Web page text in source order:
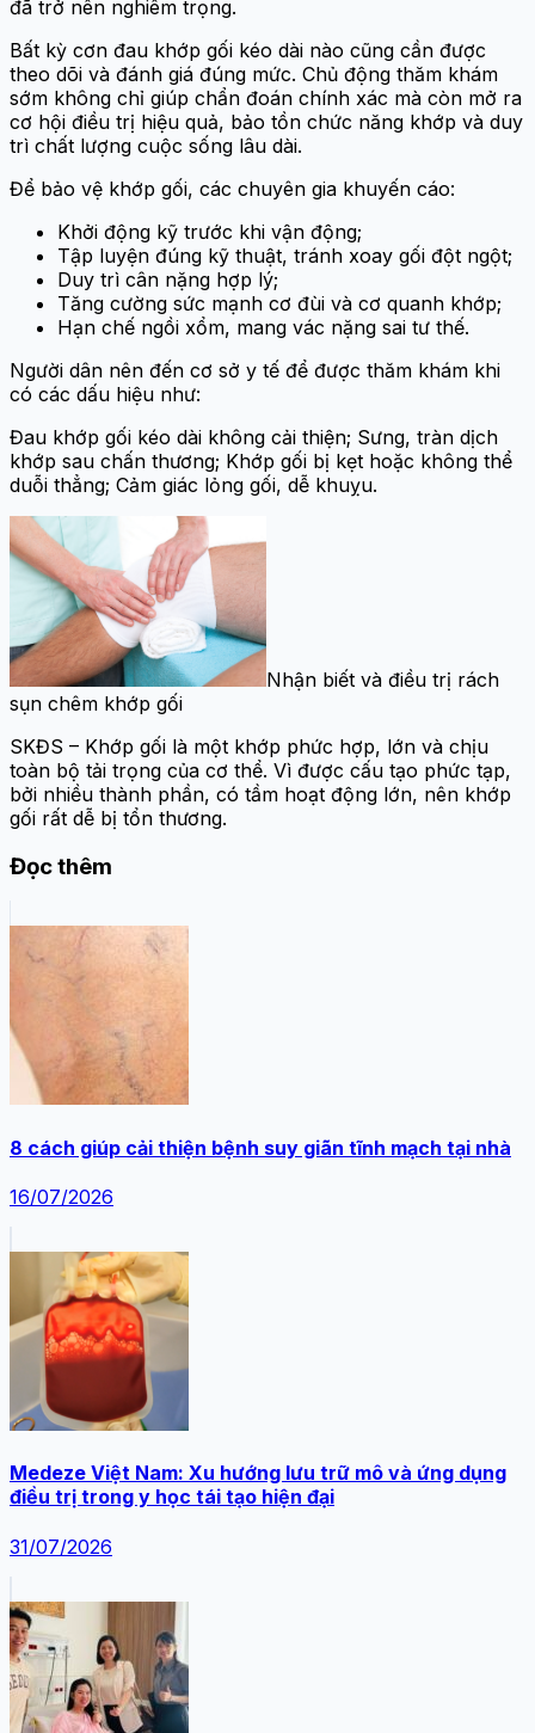
đã trở nên nghiêm trọng.
Bất kỳ cơn đau khớp gối kéo dài nào cũng cần được
theo dõi và đánh giá đúng mức. Chủ động thăm khám
sớm không chỉ giúp chẩn đoán chính xác mà còn mở ra
cơ hội điều trị hiệu quả, bảo tồn chức năng khớp và duy
trì chất lượng cuộc sống lâu dài.
Để bảo vệ khớp gối, các chuyên gia khuyến cáo:
Khởi động kỹ trước khi vận động;
Tập luyện đúng kỹ thuật, tránh xoay gối đột ngột;
Duy trì cân nặng hợp lý;
Tăng cường sức mạnh cơ đùi và cơ quanh khớp;
Hạn chế ngồi xổm, mang vác nặng sai tư thế.
Người dân nên đến cơ sở y tế để được thăm khám khi
có các dấu hiệu như:
Đau khớp gối kéo dài không cải thiện; Sưng, tràn dịch
khớp sau chấn thương; Khớp gối bị kẹt hoặc không thể
duỗi thẳng; Cảm giác lỏng gối, dễ khuỵu.
Nhận biết và điều trị rách
sụn chêm khớp gối
SKĐS – Khớp gối là một khớp phức hợp, lớn và chịu
toàn bộ tải trọng của cơ thể. Vì được cấu tạo phức tạp,
bởi nhiều thành phần, có tầm hoạt động lớn, nên khớp
gối rất dễ bị tổn thương.
Đọc thêm
8 cách giúp cải thiện bệnh suy giãn tĩnh mạch tại nhà
16/07/2026
Medeze Việt Nam: Xu hướng lưu trữ mô và ứng dụng
điều trị trong y học tái tạo hiện đại
31/07/2026